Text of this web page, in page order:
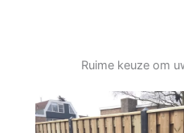
Ruime keuze om